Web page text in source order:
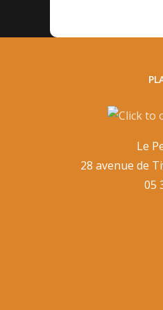
Le
28 avenue de
05